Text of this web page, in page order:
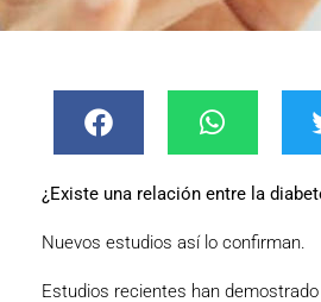
¿Existe una relación entre la
Nuevos estudios así lo confirman.
Estudios recientes han